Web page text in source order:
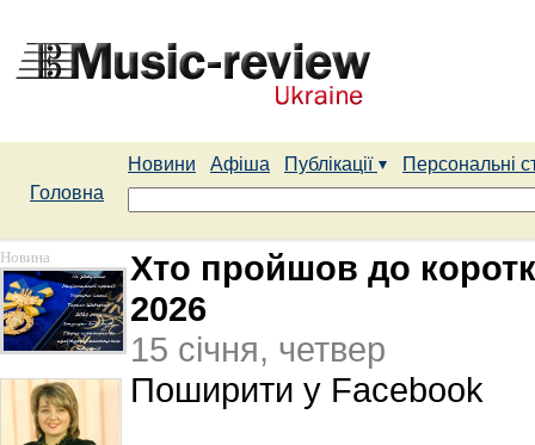
Новини Афіша Публікації
Персональні
Головна
Новина
Хто пройшов до
2026
15 січня, четвер
Поширити у Facebook